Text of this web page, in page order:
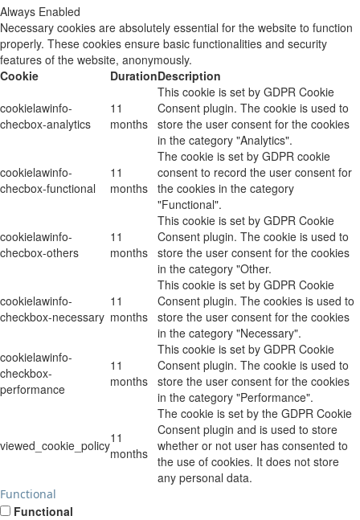
Always Enabled
Necessary cookies are absolutely essential for the website to function
properly. These cookies ensure basic functionalities and security
features of the website, anonymously.
Cookie
DurationDescription
cookielawinfo-
checbox-analytics
11
months
This cookie is set by GDPR Cookie
Consent plugin. The cookie is used to
store the user consent for the cookies
in the category "Analytics".
cookielawinfo-
checbox-functional
11
months
The cookie is set by GDPR cookie
consent to record the user consent for
the cookies in the category
"Functional".
cookielawinfo-
checbox-others
11
months
This cookie is set by GDPR Cookie
Consent plugin. The cookie is used to
store the user consent for the cookies
in the category "Other.
cookielawinfo-
checkbox-necessary
11
months
This cookie is set by GDPR Cookie
Consent plugin. The cookies is used to
store the user consent for the cookies
in the category "Necessary".
cookielawinfo-
checkbox-
performance
11
months
This cookie is set by GDPR Cookie
Consent plugin. The cookie is used to
store the user consent for the cookies
in the category "Performance".
viewed_cookie_policy11
months
The cookie is set by the GDPR Cookie
Consent plugin and is used to store
whether or not user has consented to
the use of cookies. It does not store
any personal data.
Functional
Functional